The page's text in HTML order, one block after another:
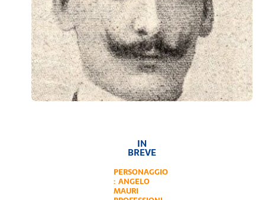
IN
BREVE
PERSONAGGIO
: ANGELO
MAURI